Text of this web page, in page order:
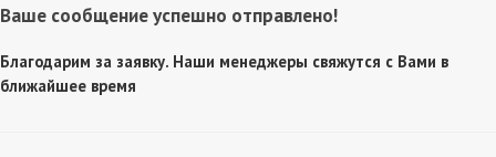
Ваше сообщение успешно отправлено!
Благодарим за заявку. Наши менеджеры свяжутся с Вами в
ближайшее время